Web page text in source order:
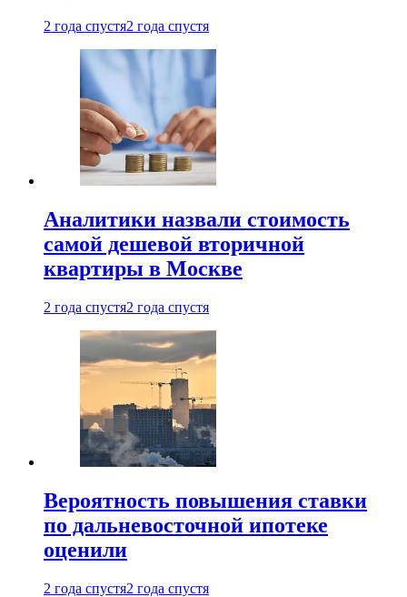
2 года спустя2 года спустя
Аналитики назвали стоимость
самой дешевой вторичной
квартиры в Москве
2 года спустя2 года спустя
Вероятность повышения ставки
по дальневосточной ипотеке
оценили
2 года спустя2 года спустя